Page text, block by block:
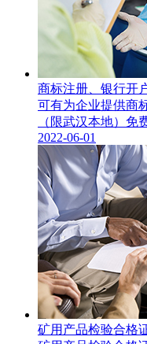
商标注册、银行开
可有为企业提供商
（限武汉本地）免
2022-06-01
矿用产品检验合格